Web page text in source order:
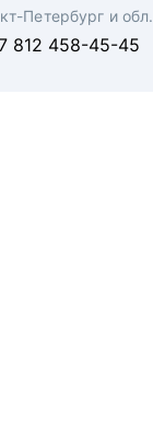
Петербург и обл.
812 458-45-45